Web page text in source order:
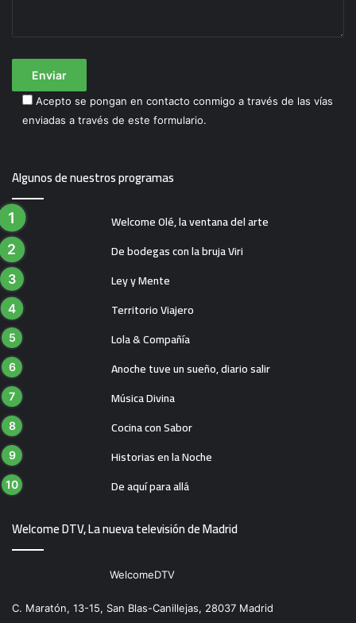
Acepto se pongan en contacto conmigo a través de las vías
enviadas a través de este formulario.
Algunos de nuestros programas
Welcome Olé, la ventana del arte
De bodegas con la bruja Viri
Ley y Mente
Territorio Viajero
Lola & Compañía
Anoche tuve un sueño, diario salir
Música Divina
Cocina con Sabor
Historias en la Noche
De aquí para allá
Welcome DTV, La nueva televisión de Madrid
WelcomeDTV
C. Maratón, 13-15, San Blas-Canillejas, 28037 Madrid